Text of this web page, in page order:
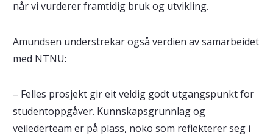
når vi vurderer framtidig bruk og utvikling.
Amundsen understrekar også verdien av samarbeidet
med NTNU:
– Felles prosjekt gir eit veldig godt utgangspunkt for
studentoppgåver. Kunnskapsgrunnlag og
veilederteam er på plass, noko som reflekterer seg i